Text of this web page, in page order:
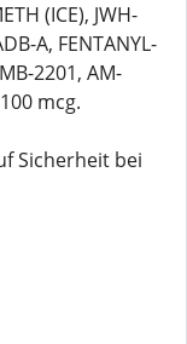
(ICE), JWH-
A, FENTANYL-
2201, AM-
mcg.
Sicherheit bei